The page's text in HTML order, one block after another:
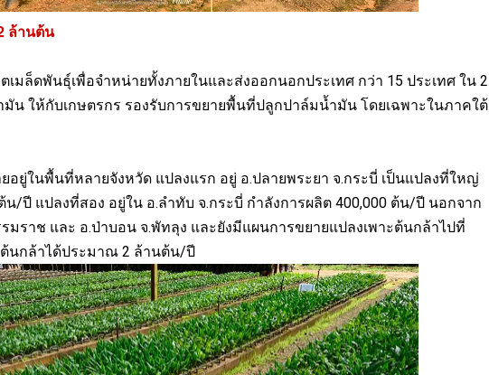
ล้านต้น
มล็ดพันธุ์เพื่อจำหน่ายทั้งภายในและส่งออกนอกประเทศ กว่า 15 ประเทศ ใน 2
น ให้กับเกษตรกร รองรับการขยายพื้นที่ปลูกปาล์มน้ำมัน โดยเฉพาะในภาคใต้
อยู่ในพื้นที่หลายจังหวัด แปลงแรก อยู่ อ.ปลายพระยา จ.กระบี่ เป็นแปลงที่ใหญ่
น/ปี แปลงที่สอง อยู่ใน อ.ลำทับ จ.กระบี่ กำลังการผลิต 400,000 ต้น/ปี นอกจาก
มราช และ อ.ป่าบอน จ.พัทลุง และยังมีแผนการขยายแปลงเพาะต้นกล้าไปที่
ต้นกล้าได้ประมาณ 2 ล้านต้น/ปี